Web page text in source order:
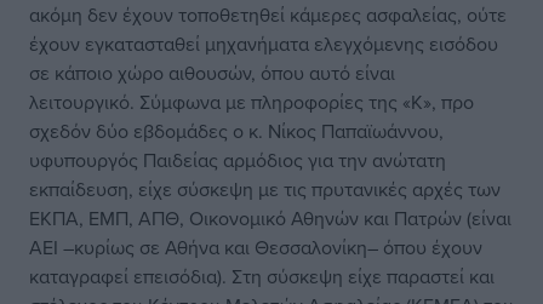
ακόμη δεν έχουν τοποθετηθεί κάμερες ασφαλείας, ούτε
έχουν εγκατασταθεί μηχανήματα ελεγχόμενης εισόδου
σε κάποιο χώρο αιθουσών, όπου αυτό είναι
λειτουργικό. Σύμφωνα με πληροφορίες της «Κ», προ
σχεδόν δύο εβδομάδες ο κ. Νίκος Παπαϊωάννου,
υφυπουργός Παιδείας αρμόδιος για την ανώτατη
εκπαίδευση, είχε σύσκεψη με τις πρυτανικές αρχές των
ΕΚΠΑ, ΕΜΠ, ΑΠΘ, Οικονομικό Αθηνών και Πατρών (είναι
ΑΕΙ –κυρίως σε Αθήνα και Θεσσαλονίκη– όπου έχουν
καταγραφεί επεισόδια). Στη σύσκεψη είχε παραστεί και